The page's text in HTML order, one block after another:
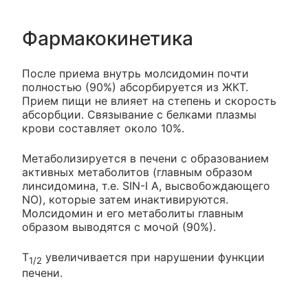
Фармакокинетика
После приема внутрь молсидомин почти
полностью (90%) абсорбируется из ЖКТ.
Прием пищи не влияет на степень и скорость
абсорбции. Связывание с белками плазмы
крови составляет около 10%.
Метаболизируется в печени с образованием
активных метаболитов (главным образом
линсидомина, т.е. SIN-I А, высвобождающего
NO), которые затем инактивируются.
Молсидомин и его метаболиты главным
образом выводятся с мочой (90%).
T1/2 увеличивается при нарушении функции
печени.